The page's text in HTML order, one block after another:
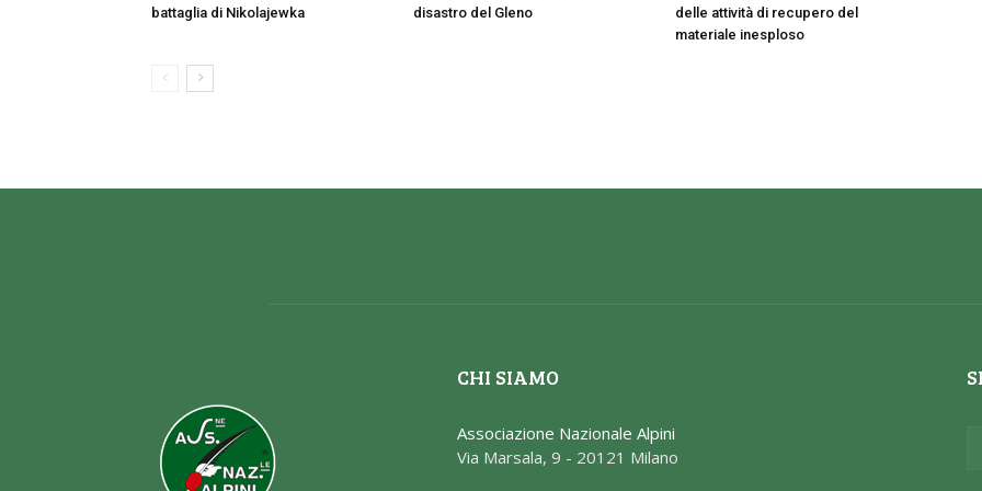
battaglia di Nikolajewka
disastro del Gleno
delle attività di recupero del
materiale inesploso
CHI SIAMO
Associazione Nazionale Alpini
Via Marsala, 9 - 20121 Milano